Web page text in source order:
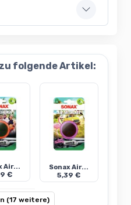
folgende Artikel:
Air...
€
Sonax Air...
5,39 €
(17 weitere)